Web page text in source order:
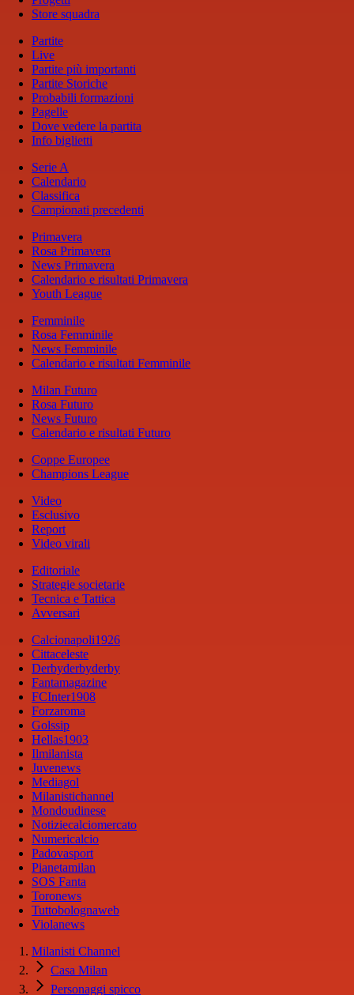
Store squadra
Partite
Live
Partite più importanti
Partite Storiche
Probabili formazioni
Pagelle
Dove vedere la partita
Info biglietti
Serie A
Calendario
Classifica
Campionati precedenti
Primavera
Rosa Primavera
News Primavera
Calendario e risultati Primavera
Youth League
Femminile
Rosa Femminile
News Femminile
Calendario e risultati Femminile
Milan Futuro
Rosa Futuro
News Futuro
Calendario e risultati Futuro
Coppe Europee
Champions League
Video
Esclusivo
Report
Video virali
Editoriale
Strategie societarie
Tecnica e Tattica
Avversari
Calcionapoli1926
Cittaceleste
Derbyderbyderby
Fantamagazine
FCInter1908
Forzaroma
Golssip
Hellas1903
Ilmilanista
Juvenews
Mediagol
Milanistichannel
Mondoudinese
Notiziecalciomercato
Numericalcio
Padovasport
Pianetamilan
SOS Fanta
Toronews
Tuttobolognaweb
Violanews
Milanisti Channel
Casa Milan
Personaggi spicco